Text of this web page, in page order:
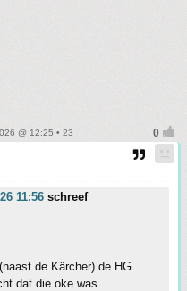
@ 12:25 • 23
11:56 schreef
de Kärcher) de HG
dat die oke was.